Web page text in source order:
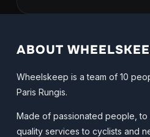
ABOUT
Wheelskeep is a team of 10
Paris Rungis.
Made of passionated people,
quality services to cyclists and